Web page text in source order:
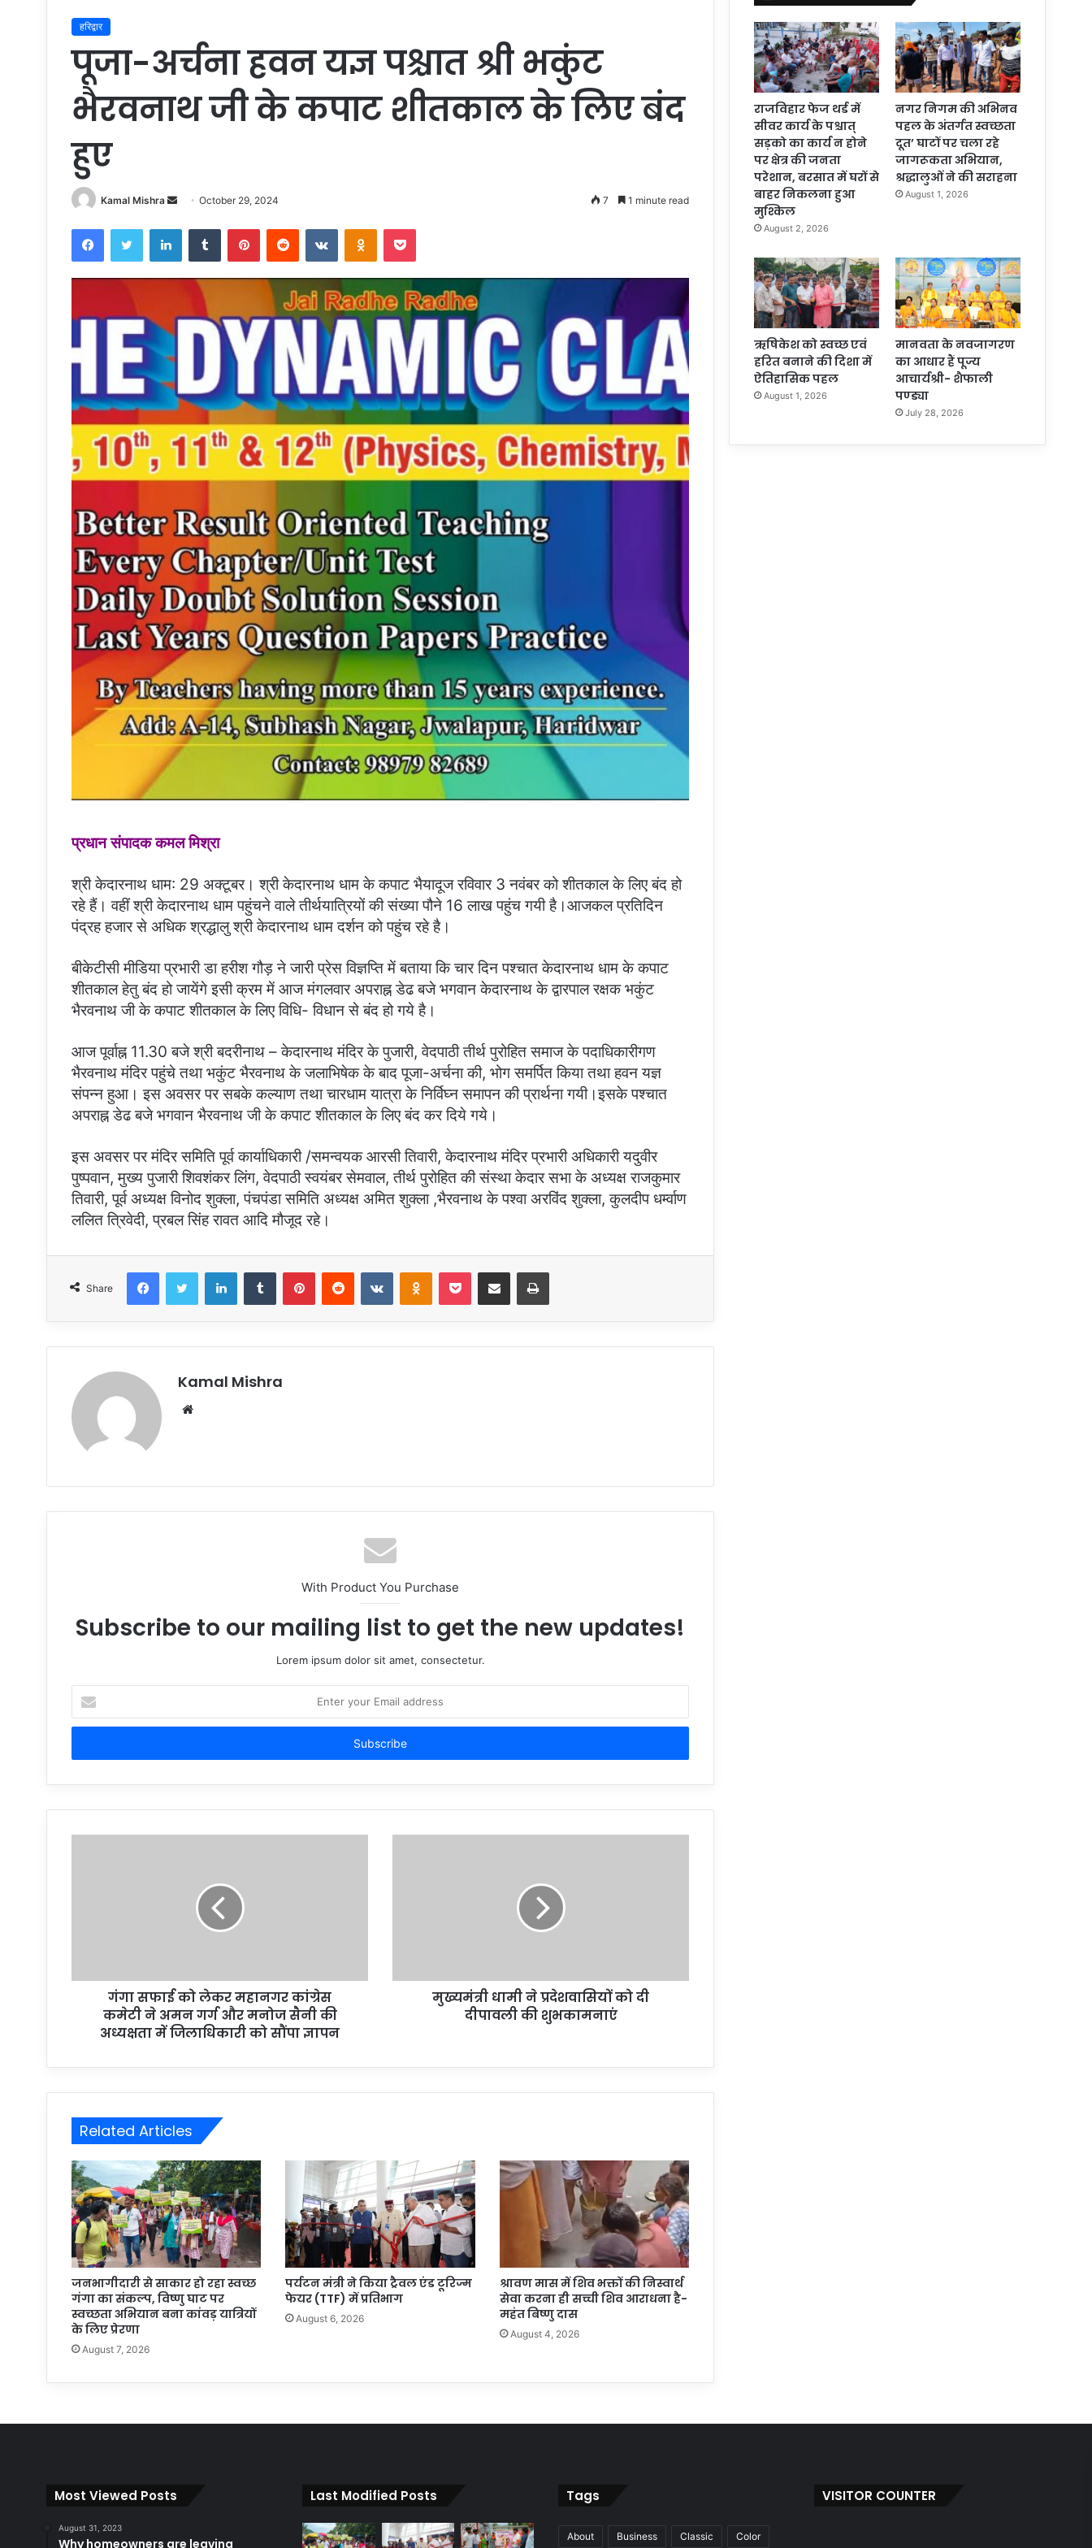
हरिद्वार
पूजा-अर्चना हवन यज्ञ पश्चात श्री भकुंट
भैरवनाथ जी के कपाट शीतकाल के लिए बंद
हुए
Kamal Mishra
SendOctober 29, 2024 7 1 minute read
FacebookTwitter LinkedInTumblr PinterestReddit VKontakteOdnoklassniki
Pocket
प्रधान संपादक कमल मिश्रा
श्री केदारनाथ धाम: 29 अक्टूबर। श्री केदारनाथ धाम के कपाट भैयादूज रविवार 3 नवंबर को शीतकाल के लिए बंद हो
रहे हैं। वहीं श्री केदारनाथ धाम पहुंचने वाले तीर्थयात्रियों की संख्या पौने 16 लाख पहुंच गयी है।आजकल प्रतिदिन
पंद्रह हजार से अधिक श्रद्धालु श्री केदारनाथ धाम दर्शन को पहुंच रहे है।
बीकेटीसी मीडिया प्रभारी डा हरीश गौड़ ने जारी प्रेस विज्ञप्ति में बताया कि चार दिन पश्चात केदारनाथ धाम के कपाट
शीतकाल हेतु बंद हो जायेंगे इसी क्रम में आज मंगलवार अपराह्न डेढ बजे भगवान केदारनाथ के द्वारपाल रक्षक भकुंट
भैरवनाथ जी के कपाट शीतकाल के लिए विधि- विधान से बंद हो गये है।
आज पूर्वाह्न 11.30 बजे श्री बदरीनाथ – केदारनाथ मंदिर के पुजारी, वेदपाठी तीर्थ पुरोहित समाज के पदाधिकारीगण
भैरवनाथ मंदिर पहुंचे तथा भकुंट भैरवनाथ के जलाभिषेक के बाद पूजा-अर्चना की, भोग समर्पित किया तथा हवन यज्ञ
संपन्न हुआ। इस अवसर पर सबके कल्याण तथा चारधाम यात्रा के निर्विघ्न समापन की प्रार्थना गयी।इसके पश्चात
अपराह्न डेढ बजे भगवान भैरवनाथ जी के कपाट शीतकाल के लिए बंद कर दिये गये।
इस अवसर पर मंदिर समिति पूर्व कार्याधिकारी /समन्वयक आरसी तिवारी, केदारनाथ मंदिर प्रभारी अधिकारी यदुवीर
पुष्पवान, मुख्य पुजारी शिवशंकर लिंग, वेदपाठी स्वयंबर सेमवाल, तीर्थ पुरोहित की संस्था केदार सभा के अध्यक्ष राजकुमार
तिवारी, पूर्व अध्यक्ष विनोद शुक्ला, पंचपंडा समिति अध्यक्ष अमित शुक्ला ,भैरवनाथ के पश्वा अरविंद शुक्ला, कुलदीप धर्म्वाण
ललित त्रिवेदी, प्रबल सिंह रावत आदि मौजूद रहे।
Share
FacebookTwitter LinkedInTumblr PinterestReddit VKontakteOdnoklassniki
Pocket Share via Email Print
Kamal Mishra
Website
With Product You Purchase
Subscribe to our mailing list to get the new updates!
Lorem ipsum dolor sit amet, consectetur.
your
Email
गंगा सफाई को लेकर महानगर कांग्रेस
कमेटी ने अमन गर्ग और मनोज सैनी की
अध्यक्षता में जिलाधिकारी को सौंपा ज्ञापन
मुख्यमंत्री धामी ने प्रदेशवासियों को दी
दीपावली की शुभकामनाएं
Related Articles
जनभागीदारी से साकार हो रहा स्वच्छ
गंगा का संकल्प, विष्णु घाट पर
स्वच्छता अभियान बना कांवड़ यात्रियों
के लिए प्रेरणा
August 7, 2026
पर्यटन मंत्री ने किया ट्रैवल एंड टूरिज्म
फेयर (TTF) में प्रतिभाग
August 6, 2026
श्रावण मास में शिव भक्तों की निस्वार्थ
सेवा करना ही सच्ची शिव आराधना है-
महंत बिष्णु दास
August 4, 2026
राजविहार फेज थर्ड में
सीवर कार्य के पश्चात्
सड़को का कार्य न होने
पर क्षेत्र की जनता
परेशान, बरसात में घरों से
बाहर निकलना हुआ
मुश्किल
August 2, 2026
नगर निगम की अभिनव
पहल के अंतर्गत स्वच्छता
दूत’ घाटों पर चला रहे
जागरूकता अभियान,
श्रद्धालुओं ने की सराहना
August 1, 2026
ऋषिकेश को स्वच्छ एवं
हरित बनाने की दिशा में
ऐतिहासिक पहल
August 1, 2026
मानवता के नवजागरण
का आधार हैं पूज्य
आचार्यश्री- शैफाली
पण्ड्या
July 28, 2026
Most Viewed Posts
August 31, 2023
Why homeowners are leaving
Last Modified Posts Tags
About Business Classic Color
VISITOR COUNTER